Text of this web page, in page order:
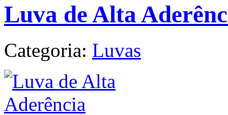
Luva de Alta
Categoria: Luvas